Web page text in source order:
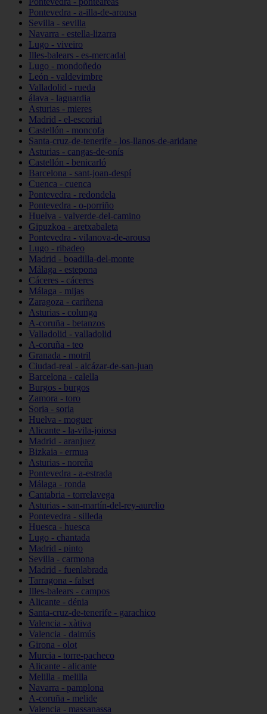
Pontevedra - a-illa-de-arousa
Sevilla - sevilla
Navarra - estella-lizarra
Lugo - viveiro
Illes-balears - es-mercadal
Lugo - mondoñedo
León - valdevimbre
Valladolid - rueda
álava - laguardia
Asturias - mieres
Madrid - el-escorial
Castellón - moncofa
Santa-cruz-de-tenerife - los-llanos-de-aridane
Asturias - cangas-de-onís
Castellón - benicarló
Barcelona - sant-joan-despí
Cuenca - cuenca
Pontevedra - redondela
Pontevedra - o-porriño
Huelva - valverde-del-camino
Gipuzkoa - aretxabaleta
Pontevedra - vilanova-de-arousa
Lugo - ribadeo
Madrid - boadilla-del-monte
Málaga - estepona
Cáceres - cáceres
Málaga - mijas
Zaragoza - cariñena
Asturias - colunga
A-coruña - betanzos
Valladolid - valladolid
A-coruña - teo
Granada - motril
Ciudad-real - alcázar-de-san-juan
Barcelona - calella
Burgos - burgos
Zamora - toro
Soria - soria
Huelva - moguer
Alicante - la-vila-joiosa
Madrid - aranjuez
Bizkaia - ermua
Asturias - noreña
Pontevedra - a-estrada
Málaga - ronda
Cantabria - torrelavega
Asturias - san-martín-del-rey-aurelio
Pontevedra - silleda
Huesca - huesca
Lugo - chantada
Madrid - pinto
Sevilla - carmona
Madrid - fuenlabrada
Tarragona - falset
Illes-balears - campos
Alicante - dénia
Santa-cruz-de-tenerife - garachico
Valencia - xàtiva
Valencia - daimús
Girona - olot
Murcia - torre-pacheco
Alicante - alicante
Melilla - melilla
Navarra - pamplona
A-coruña - melide
Valencia - massanassa